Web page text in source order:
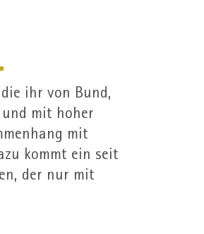
ihr von Bund,
mit hoher
mit
kommt ein seit
der nur mit